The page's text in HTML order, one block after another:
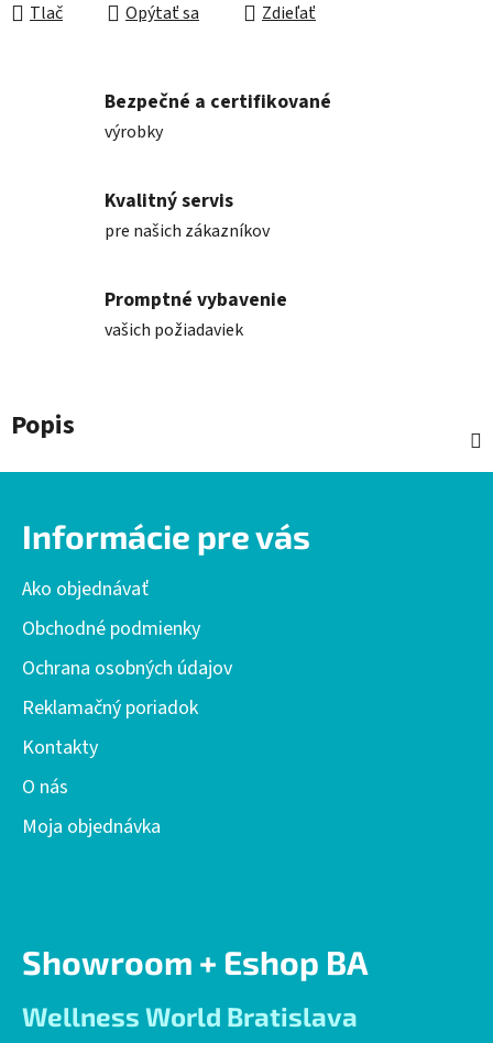
Tlač Opýtať sa Zdieľať
Bezpečné a certifikované
výrobky
Kvalitný servis
pre našich zákazníkov
Promptné vybavenie
vašich požiadaviek
Popis
Informácie pre vás
Ako objednávať
Obchodné podmienky
Ochrana osobných údajov
Reklamačný poriadok
Kontakty
O nás
Moja objednávka
Showroom + Eshop BA
Wellness World Bratislava